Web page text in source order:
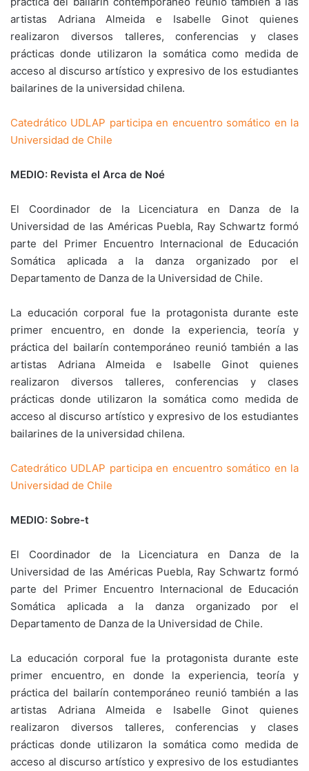
artistas Adriana Almeida e Isabelle Ginot quienes
realizaron diversos talleres, conferencias y clases
prácticas donde utilizaron la somática como medida de
acceso al discurso artístico y expresivo de los estudiantes
bailarines de la universidad chilena.
Catedrático UDLAP participa en encuentro somático en la
Universidad de Chile
MEDIO: Revista el Arca de Noé
El Coordinador de la Licenciatura en Danza de la
Universidad de las Américas Puebla, Ray Schwartz formó
parte del Primer Encuentro Internacional de Educación
Somática aplicada a la danza organizado por el
Departamento de Danza de la Universidad de Chile.
La educación corporal fue la protagonista durante este
primer encuentro, en donde la experiencia, teoría y
práctica del bailarín contemporáneo reunió también a las
artistas Adriana Almeida e Isabelle Ginot quienes
realizaron diversos talleres, conferencias y clases
prácticas donde utilizaron la somática como medida de
acceso al discurso artístico y expresivo de los estudiantes
bailarines de la universidad chilena.
Catedrático UDLAP participa en encuentro somático en la
Universidad de Chile
MEDIO: Sobre-t
El Coordinador de la Licenciatura en Danza de la
Universidad de las Américas Puebla, Ray Schwartz formó
parte del Primer Encuentro Internacional de Educación
Somática aplicada a la danza organizado por el
Departamento de Danza de la Universidad de Chile.
La educación corporal fue la protagonista durante este
primer encuentro, en donde la experiencia, teoría y
práctica del bailarín contemporáneo reunió también a las
artistas Adriana Almeida e Isabelle Ginot quienes
realizaron diversos talleres, conferencias y clases
prácticas donde utilizaron la somática como medida de
acceso al discurso artístico y expresivo de los estudiantes